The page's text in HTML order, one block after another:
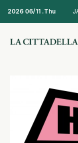
2026 06/11 .Thu